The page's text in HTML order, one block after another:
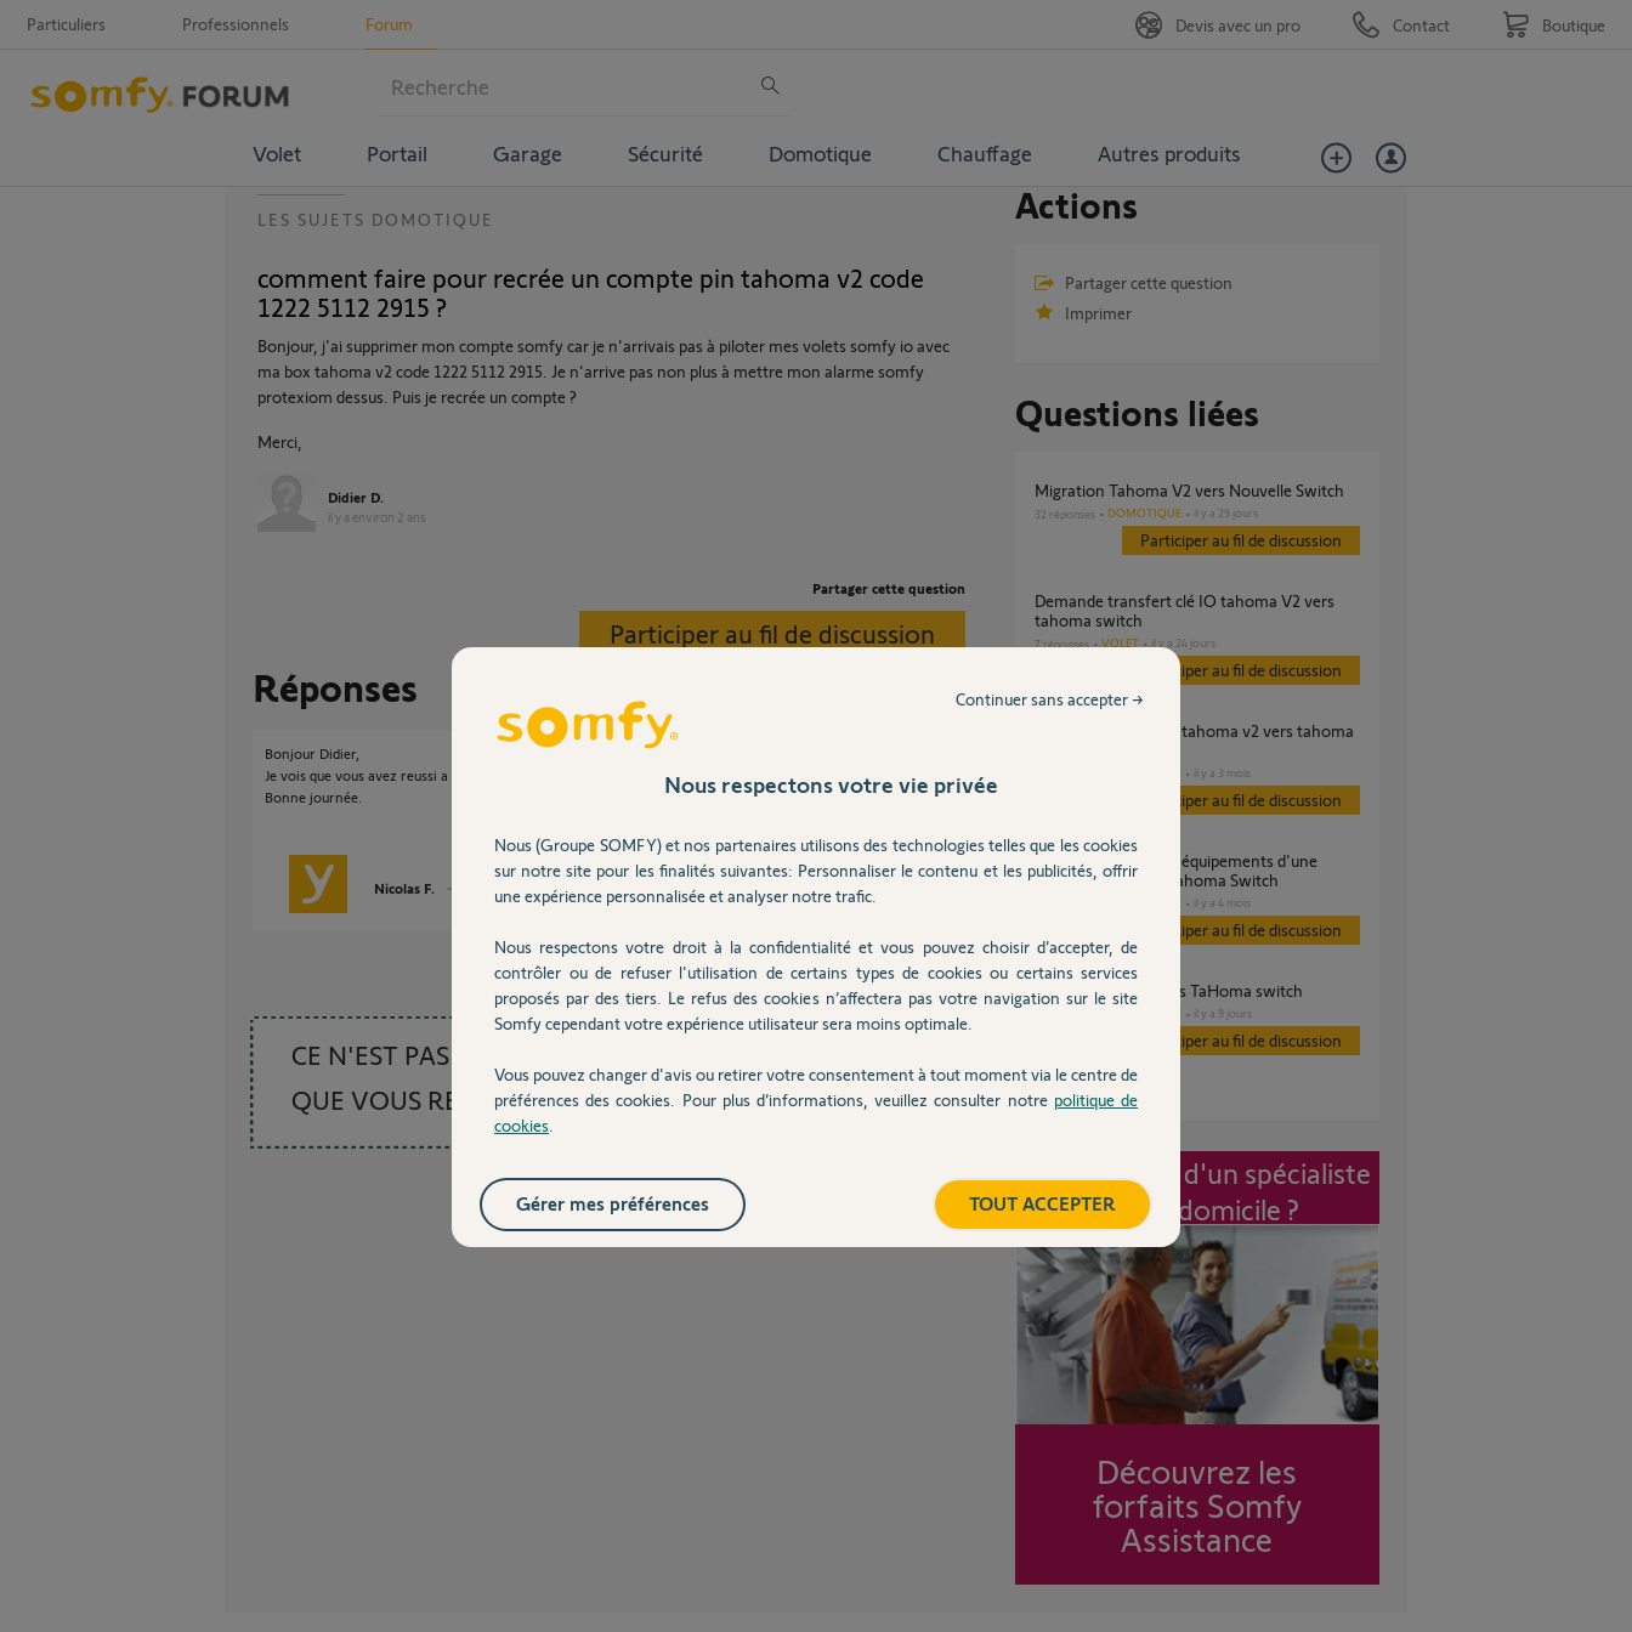
Particuliers Professionnels Forum
Volet Portail Garage Sécurité Domotique Chauffage Autres produits
Devis avec un pro Contact Boutique
LES SUJETS DOMOTIQUE
comment faire pour recrée un compte pin tahoma v2 code
1222 5112 2915 ?
Bonjour, j'ai supprimer mon compte somfy car je n'arrivais pas à piloter mes volets somfy io avec
ma box tahoma v2 code 1222 5112 2915. Je n'arrive pas non plus à mettre mon alarme somfy
protexiom dessus. Puis je recrée un compte ?
Merci,
Didier D.
il y a environ 2 ans
Partager cette question
Participer au fil de discussion
Réponses
Bonjour Didier,
Je vois que vous avez reussi a réactiver votre Tahoma.
Bonne journée.
Nicolas F. il y a environ 2 ans
CE N'EST PAS CE
QUE VOUS RECHERCHEZ
Posez votre question
Actions
Partager cette question
Imprimer
Questions liées
Migration Tahoma V2 vers Nouvelle Switch
32 réponses DOMOTIQUE il y a 29 jours
Participer au fil de discussion
Demande transfert clé IO tahoma V2 vers
tahoma switch
7 réponses VOLET il y a 24 jours
Participer au fil de discussion
DOMOTIQUE il y a 3 mois
Participer au fil de discussion
Transfert compte et équipements d'une
Tahoma v2 et une Tahoma Switch
DOMOTIQUE il y a 4 mois
Participer au fil de discussion
Transfert box v2 vers TaHoma switch
DOMOTIQUE il y a 9 jours
Participer au fil de discussion
Intervention d'un spécialiste
à mon domicile ?
Découvrez les
forfaits Somfy
Assistance
Nous respectons votre vie privée
Nous (Groupe SOMFY) et nos partenaires utilisons des technologies telles que les cookies
sur notre site pour les finalités suivantes: Personnaliser le contenu et les publicités, offrir
une expérience personnalisée et analyser notre trafic.
Nous respectons votre droit à la confidentialité et vous pouvez choisir d’accepter, de
contrôler ou de refuser l'utilisation de certains types de cookies ou certains services
proposés par des tiers. Le refus des cookies n’affectera pas votre navigation sur le site
Somfy cependant votre expérience utilisateur sera moins optimale.
Vous pouvez changer d'avis ou retirer votre consentement à tout moment via le centre de
préférences des cookies. Pour plus d’informations, veuillez consulter notre politique de
cookies
Continuer sans accepter →
TOUT ACCEPTER
Gérer mes préférences